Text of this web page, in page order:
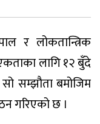
र लोकतान्त्रिक
लागि १२ बुँदे
सम्झौता बमोजिम
गरिएको छ ।